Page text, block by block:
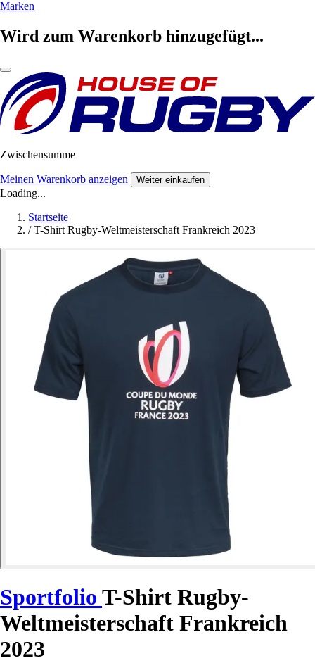
Marken
Wird zum Warenkorb hinzugefügt...
Zwischensumme
Meinen Warenkorb anzeigen Weiter einkaufen
Loading...
Startseite
/ T-Shirt Rugby-Weltmeisterschaft Frankreich 2023
Sportfolio T-Shirt Rugby-
Weltmeisterschaft Frankreich
2023